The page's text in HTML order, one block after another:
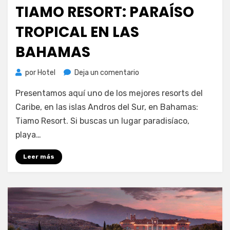
TIAMO RESORT: PARAÍSO
TROPICAL EN LAS
BAHAMAS
por Hotel Deja un comentario
Resort:
paraíso
tropical
Presentamos aquí uno de los mejores resorts del
Caribe, en las islas Andros del Sur, en Bahamas:
Tiamo Resort. Si buscas un lugar paradisíaco,
playa…
Leer más